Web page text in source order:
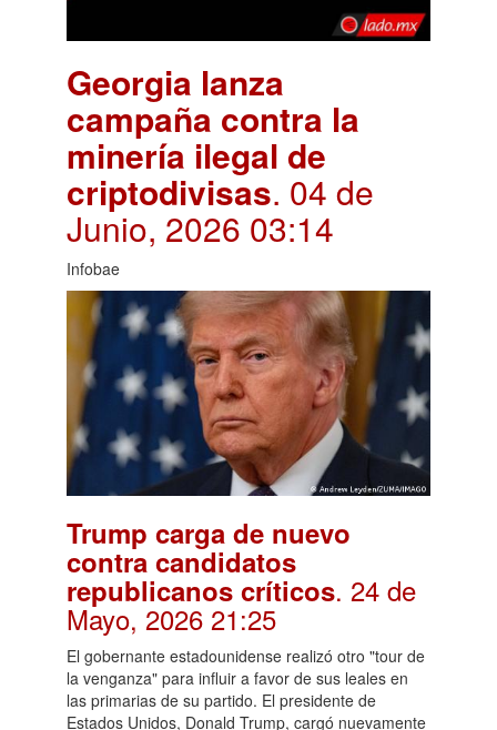
Georgia lanza
campaña contra la
minería ilegal de
criptodivisas. 04 de
Junio, 2026 03:14
Infobae
Trump carga de nuevo
contra candidatos
republicanos críticos. 24 de
Mayo, 2026 21:25
El gobernante estadounidense realizó otro "tour de
la venganza" para influir a favor de sus leales en
las primarias de su partido. El presidente de
Estados Unidos, Donald Trump, cargó nuevamente